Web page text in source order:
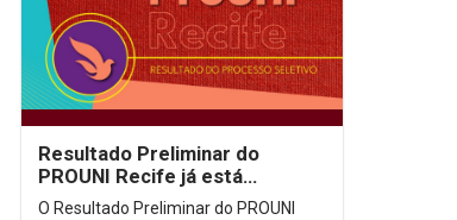
Resultado Preliminar do
PROUNI Recife já está
disponível para consulta
O Resultado Preliminar do PROUNI